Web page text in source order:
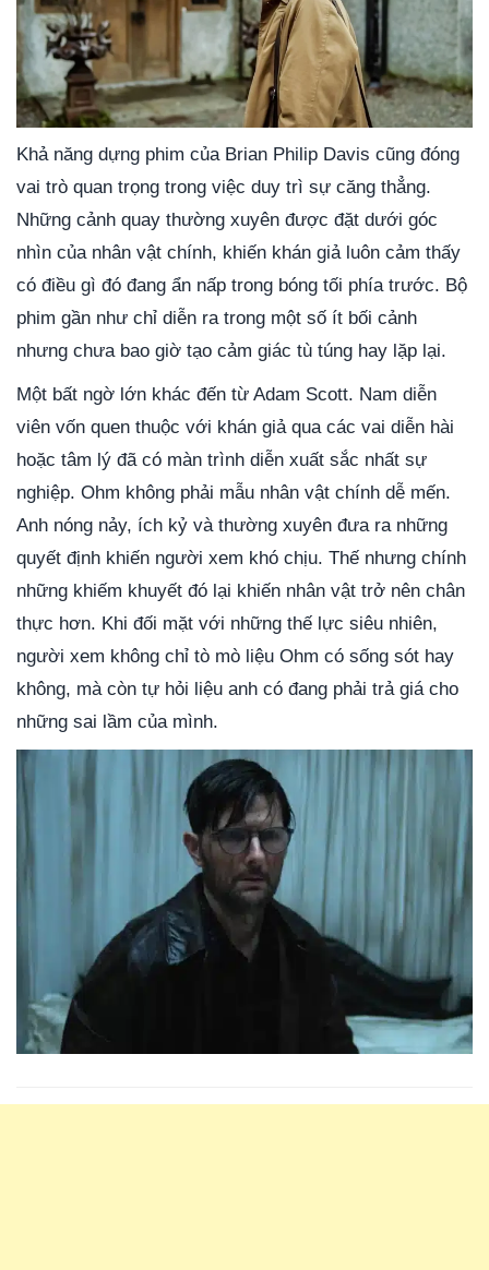
Khả năng dựng phim của Brian Philip Davis cũng đóng
vai trò quan trọng trong việc duy trì sự căng thẳng.
Những cảnh quay thường xuyên được đặt dưới góc
nhìn của nhân vật chính, khiến khán giả luôn cảm thấy
có điều gì đó đang ẩn nấp trong bóng tối phía trước. Bộ
phim gần như chỉ diễn ra trong một số ít bối cảnh
nhưng chưa bao giờ tạo cảm giác tù túng hay lặp lại.
Một bất ngờ lớn khác đến từ Adam Scott. Nam diễn
viên vốn quen thuộc với khán giả qua các vai diễn hài
hoặc tâm lý đã có màn trình diễn xuất sắc nhất sự
nghiệp. Ohm không phải mẫu nhân vật chính dễ mến.
Anh nóng nảy, ích kỷ và thường xuyên đưa ra những
quyết định khiến người xem khó chịu. Thế nhưng chính
những khiếm khuyết đó lại khiến nhân vật trở nên chân
thực hơn. Khi đối mặt với những thế lực siêu nhiên,
người xem không chỉ tò mò liệu Ohm có sống sót hay
không, mà còn tự hỏi liệu anh có đang phải trả giá cho
những sai lầm của mình.